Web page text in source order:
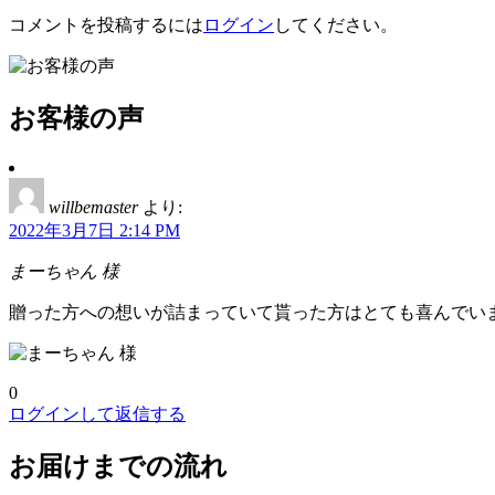
コメントを投稿するには ログイン してください。
お客様の声
willbemaster より:
2022年3月7日 2:14 PM
まーちゃん 様
贈った方への想いが詰まっていて貰った方はとても喜んでい
0
ログインして返信する
お届けまでの流れ